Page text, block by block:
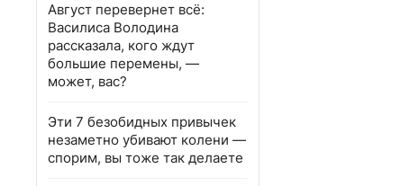
Август перевернет всё:
Василиса Володина
рассказала, кого ждут
большие перемены, —
может, вас?
Эти 7 безобидных привычек
незаметно убивают колени —
спорим, вы тоже так делаете